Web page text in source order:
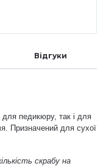
Відгуки
для педикюру, так і для
Призначений для сухої
скрабу на